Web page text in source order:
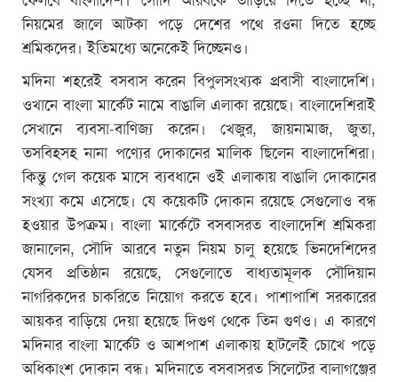
নিয়মের জালে আটকা পড়ে দেশের পথে রওনা দিতে হচ্ছে
শ্রমিকদের। ইতিমধ্যে অনেকেই দিচ্ছেনও।
মদিনা শহরেই বসবাস করেন বিপুলসংখ্যক প্রবাসী বাংলাদেশি।
ওখানে বাংলা মার্কেট নামে বাঙালি এলাকা রয়েছে। বাংলাদেশিরাই
সেখানে ব্যবসা-বাণিজ্য করেন। খেজুর, জায়নামাজ, জুতা,
তসবিহসহ নানা পণ্যের দোকানের মালিক ছিলেন বাংলাদেশিরা।
কিন্তু গেল কয়েক মাসে ব্যবধানে ওই এলাকায় বাঙালি দোকানের
সংখ্যা কমে এসেছে। যে কয়েকটি দোকান রয়েছে সেগুলোও বন্ধ
হওয়ার উপক্রম। বাংলা মার্কেটে বসবাসরত বাংলাদেশি শ্রমিকরা
জানালেন, সৌদি আরবে নতুন নিয়ম চালু হয়েছে ভিনদেশিদের
যেসব প্রতিষ্ঠান রয়েছে, সেগুলোতে বাধ্যতামূলক সৌদিয়ান
নাগরিকদের চাকরিতে নিয়োগ করতে হবে। পাশাপাশি সরকারের
আয়কর বাড়িয়ে দেয়া হয়েছে দিগুণ থেকে তিন গুণও। এ কারণে
মদিনার বাংলা মার্কেট ও আশপাশ এলাকায় হাটলেই চোখে পড়ে
অধিকাংশ দোকান বন্ধ। মদিনাতে বসবাসরত সিলেটের বালাগঞ্জের